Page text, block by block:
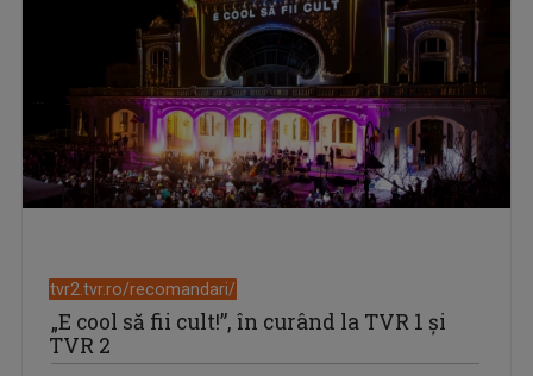
tvr2.tvr.ro/recomandari/
„E cool să fii cult!”, în curând la TVR 1 și
TVR 2